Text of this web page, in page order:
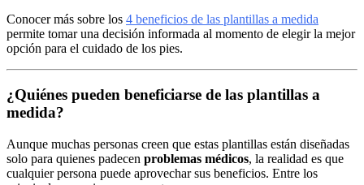
Conocer más sobre los 4 beneficios de las plantillas a medida
permite tomar una decisión informada al momento de elegir la mejor
opción para el cuidado de los pies.
¿Quiénes pueden beneficiarse de las plantillas a
medida?
Aunque muchas personas creen que estas plantillas están diseñadas
solo para quienes padecen problemas médicos, la realidad es que
cualquier persona puede aprovechar sus beneficios. Entre los